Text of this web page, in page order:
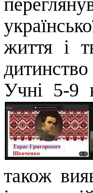
життя і
Учні 5-9
також